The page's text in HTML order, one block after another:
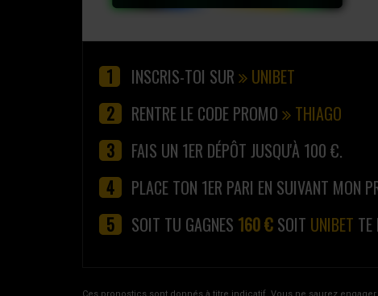
INSCRIS-TOI SUR
UNIBET
RENTRE LE CODE PROMO
THIAGO
FAIS UN 1ER DÉPÔT JUSQU'À 100 €.
PLACE TON 1ER PARI EN SUIVANT MON
SOIT TU GAGNES 160 € SOIT UNIBET
Ces pronostics sont donnés à titre indicatif. Vous ne saurez